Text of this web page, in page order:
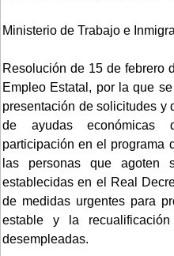
Ministerio de Trabajo e
Resolución de 15 de febrero
Empleo Estatal, por la que
presentación de solicitudes y
de ayudas económicas
participación en el programa
las personas que agoten
establecidas en el Real
de medidas urgentes para
estable y la
desempleadas.